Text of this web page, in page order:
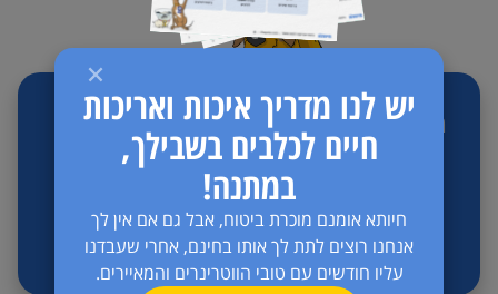
יש לנו מדריך איכות ואריכות
חיים לכלבים בשבילך,
במתנה!
חיותא אומנם מוכרת ביטוח, אבל גם אם אין לך
אנחנו רוצים לתת לך אותו בחינם, אחרי שעבדנו
עליו חודשים עם טובי הווטרינרים והמאיירים.
מדריך במתנה - הדרך לאושר ובריאות לכלב ולכלבה
להורדה